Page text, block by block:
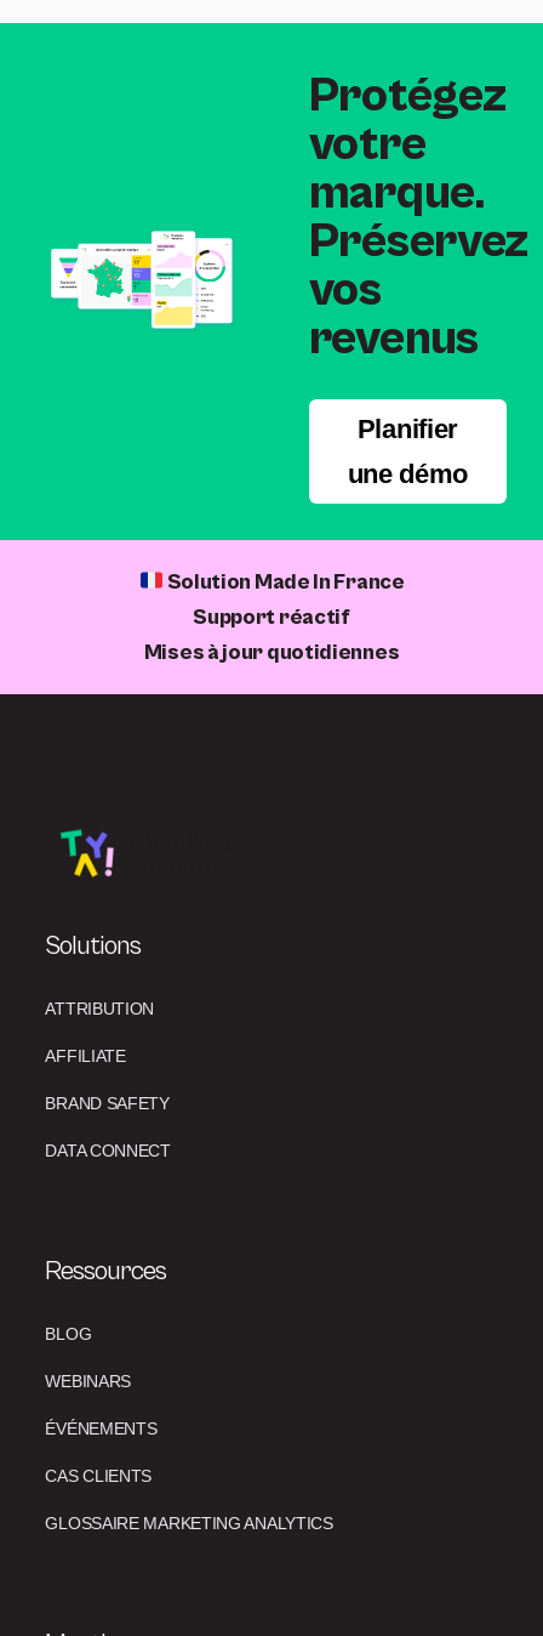
Protégez
votre
marque.
Préservez
vos
revenus
Planifier
une démo
Solution Made In France
Support réactif
Mises à jour quotidiennes
Solutions
ATTRIBUTION
AFFILIATE
BRAND SAFETY
DATA CONNECT
Ressources
BLOG
WEBINARS
ÉVÉNEMENTS
CAS CLIENTS
GLOSSAIRE MARKETING ANALYTICS